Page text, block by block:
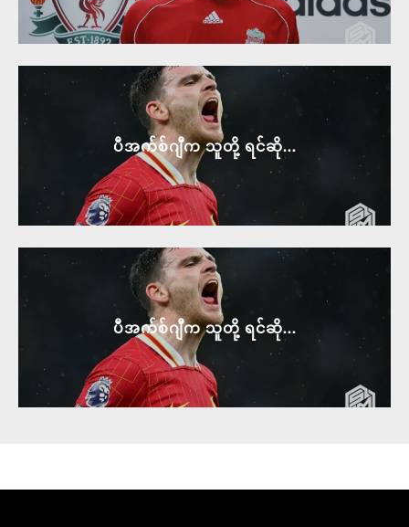
ပီအက်စ်ဂျီက သူတို့ ရင်ဆို...
ပီအက်စ်ဂျီက သူတို့ ရင်ဆို...